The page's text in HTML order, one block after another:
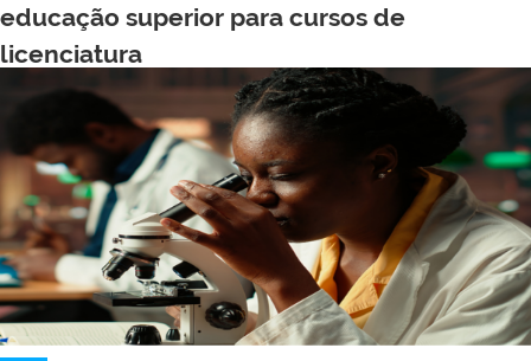
educação superior para cursos de
licenciatura